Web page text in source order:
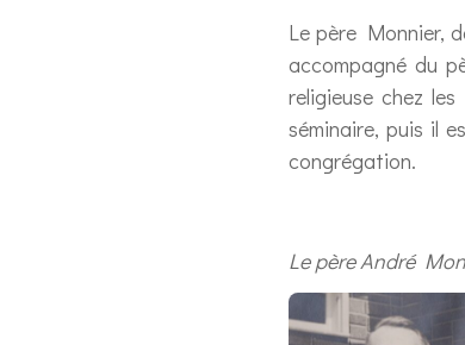
Le père Monnier,
accompagné du
religieuse chez
séminaire, puis il
congrégation.
Le père André